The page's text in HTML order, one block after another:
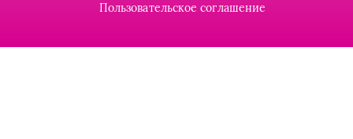
Пользовательское соглашение